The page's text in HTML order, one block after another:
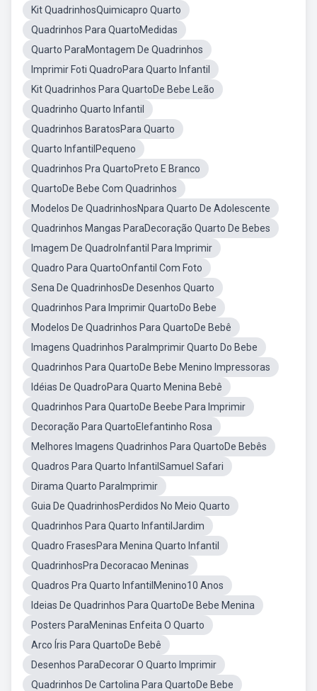
Kit QuadrinhosQuimicapro Quarto
Quadrinhos Para QuartoMedidas
Quarto ParaMontagem De Quadrinhos
Imprimir Foti QuadroPara Quarto Infantil
Kit Quadrinhos Para QuartoDe Bebe Leão
Quadrinho Quarto Infantil
Quadrinhos BaratosPara Quarto
Quarto InfantilPequeno
Quadrinhos Pra QuartoPreto E Branco
QuartoDe Bebe Com Quadrinhos
Modelos De QuadrinhosNpara Quarto De Adolescente
Quadrinhos Mangas ParaDecoração Quarto De Bebes
Imagem De QuadroInfantil Para Imprimir
Quadro Para QuartoOnfantil Com Foto
Sena De QuadrinhosDe Desenhos Quarto
Quadrinhos Para Imprimir QuartoDo Bebe
Modelos De Quadrinhos Para QuartoDe Bebê
Imagens Quadrinhos ParaImprimir Quarto Do Bebe
Quadrinhos Para QuartoDe Bebe Menino Impressoras
Idéias De QuadroPara Quarto Menina Bebê
Quadrinhos Para QuartoDe Beebe Para Imprimir
Decoração Para QuartoElefantinho Rosa
Melhores Imagens Quadrinhos Para QuartoDe Bebês
Quadros Para Quarto InfantilSamuel Safari
Dirama Quarto ParaImprimir
Guia De QuadrinhosPerdidos No Meio Quarto
Quadrinhos Para Quarto InfantilJardim
Quadro FrasesPara Menina Quarto Infantil
QuadrinhosPra Decoracao Meninas
Quadros Pra Quarto InfantilMenino10 Anos
Ideias De Quadrinhos Para QuartoDe Bebe Menina
Posters ParaMeninas Enfeita O Quarto
Arco Íris Para QuartoDe Bebê
Desenhos ParaDecorar O Quarto Imprimir
Quadrinhos De Cartolina Para QuartoDe Bebe